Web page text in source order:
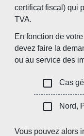
certificat fiscal) qui
TVA.
En fonction de
devez faire la
ou au service des
check_box_outline_blank Cas
check_box_outline_blank Nord,
Vous pouvez alors